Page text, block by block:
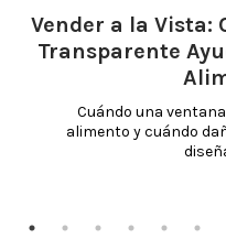
Vender a la Vista:
Transparente
Cuándo una
alimento y cuándo